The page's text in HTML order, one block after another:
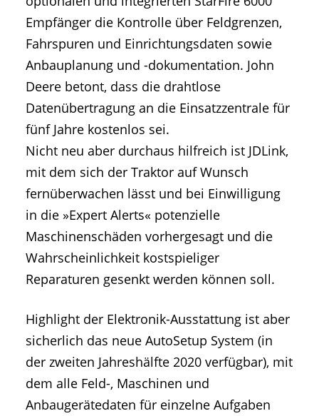
Empfänger die Kontrolle über Feldgrenzen,
Fahrspuren und Einrichtungsdaten sowie
Anbauplanung und -dokumentation. John
Deere betont, dass die drahtlose
Datenübertragung an die Einsatzzentrale für
fünf Jahre kostenlos sei.
Nicht neu aber durchaus hilfreich ist JDLink,
mit dem sich der Traktor auf Wunsch
fernüberwachen lässt und bei Einwilligung
in die »Expert Alerts« potenzielle
Maschinenschäden vorhergesagt und die
Wahrscheinlichkeit kostspieliger
Reparaturen gesenkt werden können soll.
Highlight der Elektronik-Ausstattung ist aber
sicherlich das neue AutoSetup System (in
der zweiten Jahreshälfte 2020 verfügbar), mit
dem alle Feld-, Maschinen und
Anbaugerätedaten für einzelne Aufgaben